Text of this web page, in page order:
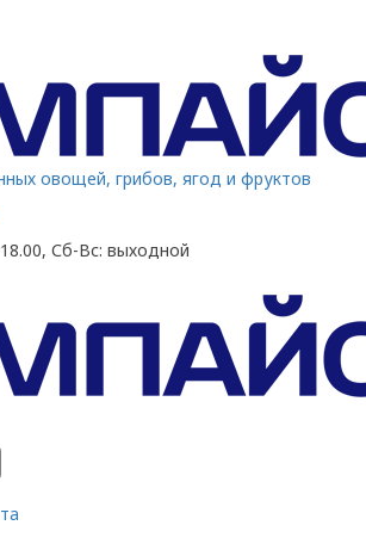
овощей, грибов, ягод и фруктов
Сб-Вс: выходной